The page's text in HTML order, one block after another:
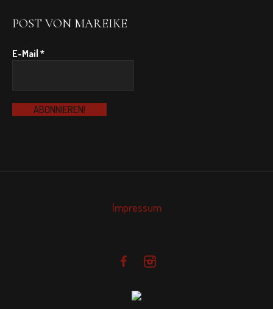
POST VON MAREIKE
E-Mail*
Impressum